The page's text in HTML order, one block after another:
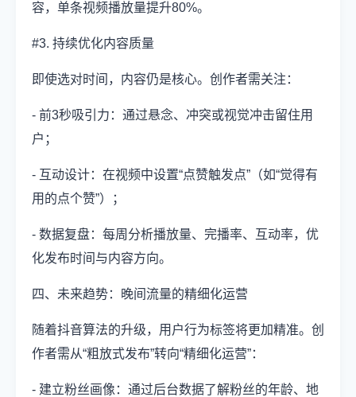
容，单条视频播放量提升80%。
#3. 持续优化内容质量
即使选对时间，内容仍是核心。创作者需关注：
- 前3秒吸引力：通过悬念、冲突或视觉冲击留住用
户；
- 互动设计：在视频中设置“点赞触发点”（如“觉得有
用的点个赞”）；
- 数据复盘：每周分析播放量、完播率、互动率，优
化发布时间与内容方向。
四、未来趋势：晚间流量的精细化运营
随着抖音算法的升级，用户行为标签将更加精准。创
作者需从“粗放式发布”转向“精细化运营”：
- 建立粉丝画像：通过后台数据了解粉丝的年龄、地